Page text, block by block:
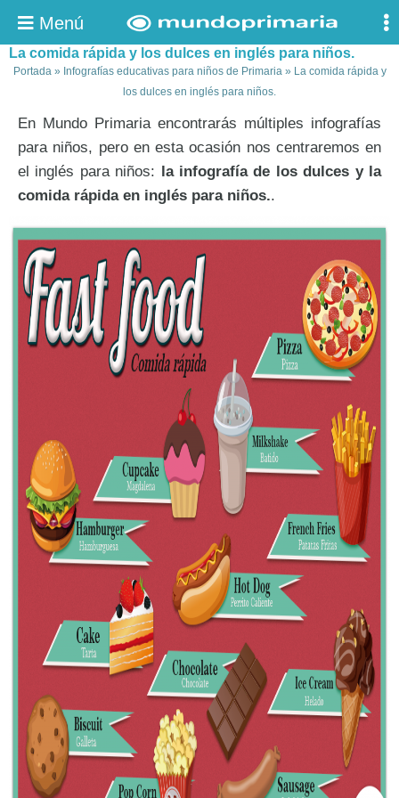
Menú
La comida rápida y los dulces en inglés para niños.
Portada» Infografías educativas para niños de Primaria» La comida rápida y
los dulces en inglés para niños.
En Mundo Primaria encontrarás múltiples infografías
para niños, pero en esta ocasión nos centraremos en
el inglés para niños: la infografía de los dulces y la
comida rápida en inglés para niños..